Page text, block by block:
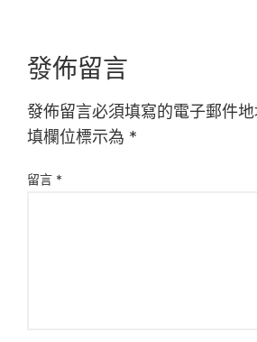
發佈留言
發佈留言必須填寫的電子郵件地
填欄位標示為 *
留言 *